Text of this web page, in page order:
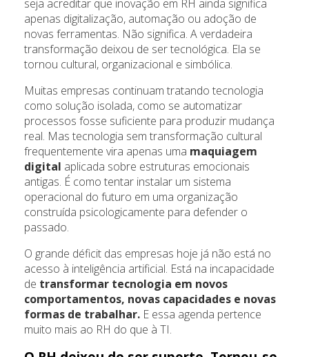
seja acreditar que inovação em RH ainda significa
apenas digitalização, automação ou adoção de
novas ferramentas. Não significa. A verdadeira
transformação deixou de ser tecnológica. Ela se
tornou cultural, organizacional e simbólica.
Muitas empresas continuam tratando tecnologia
como solução isolada, como se automatizar
processos fosse suficiente para produzir mudança
real. Mas tecnologia sem transformação cultural
frequentemente vira apenas uma maquiagem
digital aplicada sobre estruturas emocionais
antigas. É como tentar instalar um sistema
operacional do futuro em uma organização
construída psicologicamente para defender o
passado.
O grande déficit das empresas hoje já não está no
acesso à inteligência artificial. Está na incapacidade
de transformar tecnologia em novos
comportamentos, novas capacidades e novas
formas de trabalhar. E essa agenda pertence
muito mais ao RH do que à TI.